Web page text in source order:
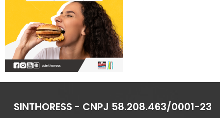
SINTHORESS - CNPJ 58.208.463/0001-23